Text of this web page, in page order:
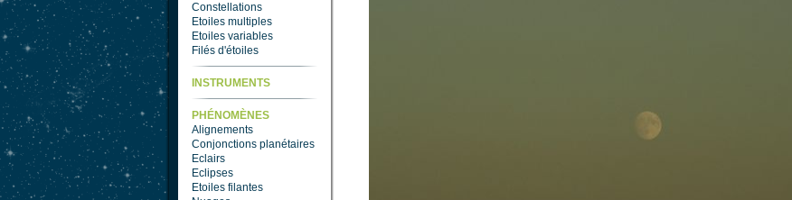
Constellations
Etoiles multiples
Etoiles variables
Filés d'étoiles
INSTRUMENTS
PHÉNOMÈNES
Alignements
Conjonctions planétaires
Eclairs
Eclipses
Etoiles filantes